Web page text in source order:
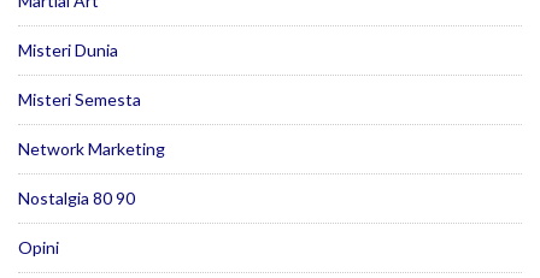
Misteri Dunia
Misteri Semesta
Network Marketing
Nostalgia 80 90
Opini